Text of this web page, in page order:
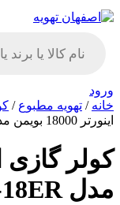
search
ورود
خانه / تهویه مطبوع /
اینورتر 18000 بویمن مدل BIH-18ER
مدل BIH-18ER